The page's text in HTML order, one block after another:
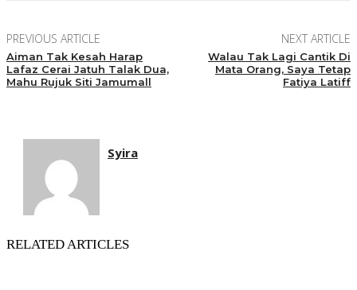
PREVIOUS ARTICLE
Aiman Tak Kesah Harap
Lafaz Cerai Jatuh Talak Dua,
Mahu Rujuk Siti Jamumall
NEXT ARTICLE
Walau Tak Lagi Cantik Di
Mata Orang, Saya Tetap
Fatiya Latiff
Syira
RELATED ARTICLES